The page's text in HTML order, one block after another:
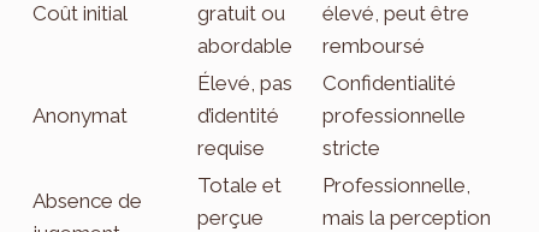
Coût initial
gratuit ou
abordable
élevé, peut être
remboursé
Anonymat
Élevé, pas
d’identité
requise
Confidentialité
professionnelle
stricte
Absence de
Totale et
perçue
Professionnelle,
mais la perception